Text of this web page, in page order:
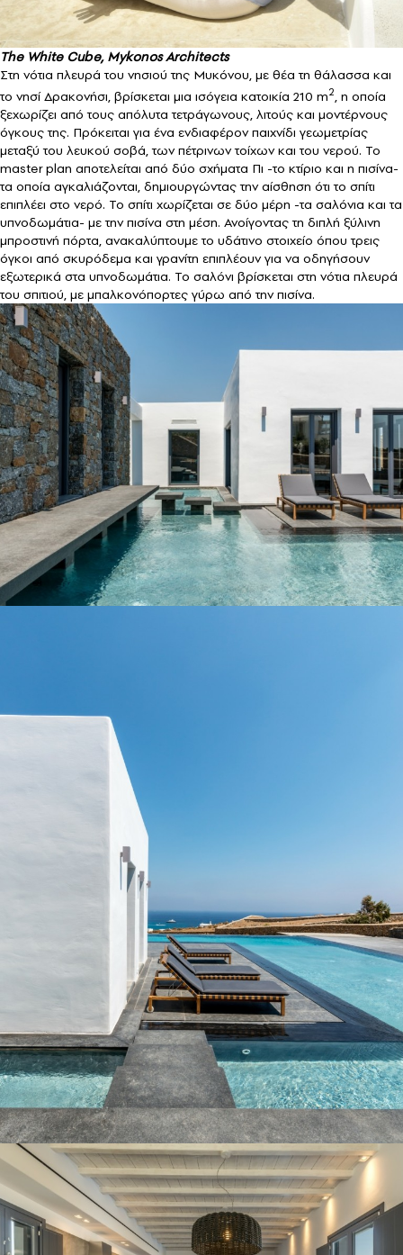
The White Cube, Mykonos Architects
Στη νότια πλευρά του νησιού της Μυκόνου, με θέα τη θάλασσα και
το νησί Δρακονήσι, βρίσκεται μια ισόγεια κατοικία 210 m2, η οποία
ξεχωρίζει από τους απόλυτα τετράγωνους, λιτούς και μοντέρνους
όγκους της. Πρόκειται για ένα ενδιαφέρον παιχνίδι γεωμετρίας
μεταξύ του λευκού σοβά, των πέτρινων τοίχων και του νερού. Το
master plan αποτελείται από δύο σχήματα Πι -το κτίριο και η πισίνα-
τα οποία αγκαλιάζονται, δημιουργώντας την αίσθηση ότι το σπίτι
επιπλέει στο νερό. Το σπίτι χωρίζεται σε δύο μέρη -τα σαλόνια και τα
υπνοδωμάτια- με την πισίνα στη μέση. Ανοίγοντας τη διπλή ξύλινη
μπροστινή πόρτα, ανακαλύπτουμε το υδάτινο στοιχείο όπου τρεις
όγκοι από σκυρόδεμα και γρανίτη επιπλέουν για να οδηγήσουν
εξωτερικά στα υπνοδωμάτια. Το σαλόνι βρίσκεται στη νότια πλευρά
του σπιτιού, με μπαλκονόπορτες γύρω από την πισίνα.